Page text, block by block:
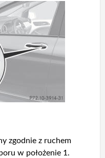
zgodnie z ruchem
w położenie 1.